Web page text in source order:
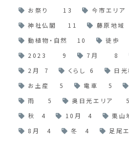
お祭り
13 今市エリア
神社仏閣
11 藤原地域
動植物・自然
10 徒歩
2023
9 7月 8
2月
7 くらし 6 日
お土産
5 電車 5
雨
5 奥日光エリア 5
秋
4 10月 4 栗山
8月
4 冬 4 足尾